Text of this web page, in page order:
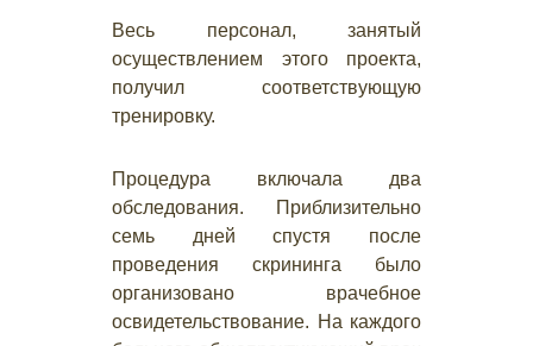
Весь персонал, занятый
осуществлением этого проекта,
получил соответствующую
тренировку.
Процедура включала два
обследования. Приблизительно
семь дней спустя после
проведения скрининга было
организовано врачебное
освидетельствование. На каждого